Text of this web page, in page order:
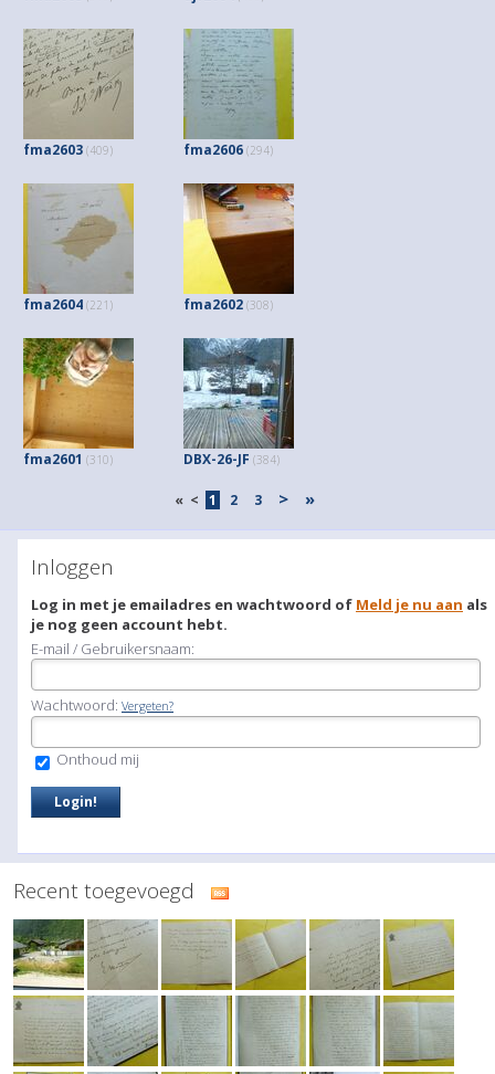
fma2603 (409) fma2606 (294)
fma2604 (221) fma2602 (308)
fma2601 (310) DBX-26-JF (384)
« < 1 2 3 > »
Inloggen
Log in met je emailadres en wachtwoord of Meld je nu aan als
je nog geen account hebt.
E-mail / Gebruikersnaam:
Wachtwoord: Vergeten?
Onthoud mij
Recent toegevoegd